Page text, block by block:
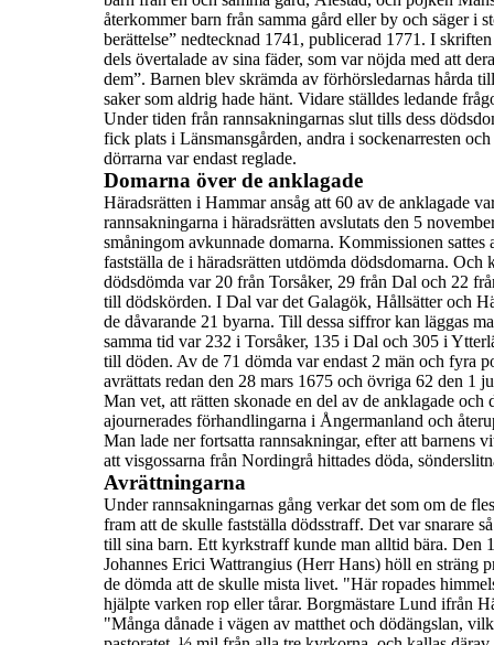
återkommer barn från samma gård eller by och säger i
berättelse” nedtecknad 1741, publicerad 1771. I
dels övertalade av sina fäder, som var nöjda med att
dem”. Barnen blev skrämda av förhörsledarnas hårda
saker som aldrig hade hänt. Vidare ställdes ledande
Under tiden från rannsakningarnas slut tills dess
fick plats i Länsmansgården, andra i sockenarresten
dörrarna var endast reglade.
Domarna över de anklagade
Häradsrätten i Hammar ansåg att 60 av de anklagade
rannsakningarna i häradsrätten avslutats den 5
småningom avkunnade domarna. Kommissionen
fastställa de i häradsrätten utdömda dödsdomarna.
dödsdömda var 20 från Torsåker, 29 från Dal och 22
till dödskörden. I Dal var det Galagök, Hållsätter och
de dåvarande 21 byarna. Till dessa siffror kan läggas
samma tid var 232 i Torsåker, 135 i Dal och 305 i
till döden. Av de 71 dömda var endast 2 män och fyra
avrättats redan den 28 mars 1675 och övriga 62 den 1
Man vet, att rätten skonade en del av de anklagade
ajournerades förhandlingarna i Ångermanland och
Man lade ner fortsatta rannsakningar, efter att barnens
att visgossarna från Nordingrå hittades döda,
Avrättningarna
Under rannsakningarnas gång verkar det som om de
fram att de skulle fastställa dödsstraff. Det var snarare
till sina barn. Ett kyrkstraff kunde man alltid bära. Den
Johannes Erici Wattrangius (Herr Hans) höll en sträng
de dömda att de skulle mista livet. "Här ropades
hjälpte varken rop eller tårar. Borgmästare Lund ifrån
"Många dånade i vägen av matthet och dödängslan,